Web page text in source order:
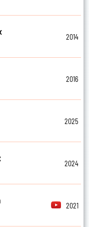
2014
2016
2025
2024
2021